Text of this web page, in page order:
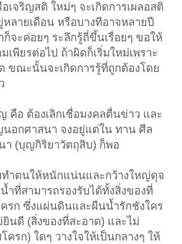
เจริญสติ ใหม่ๆ จะเกิดการเผลอสติ
หลายเดือน หรือบางทีอาจหลายปี
ก็จะค่อยๆ ระลึกรู้ถี่ขึ้นเรื่อยๆ ขอให้
เพียรต่อไป ถ้าผิดก็เริ่มใหม่เพราะ
ขณะนั้นจะเกิดการรู้ที่ถูกต้องโดย
คือ ต้องเลิกเชื่อมงคลตื่นข่าว และ
นอกศาสนา จงอยู่แต่ใน ทาน ศีล
า (บุญกิริยาวัตถุสิบ) ก็พอ
ทำตนให้หนักแน่นและกว้างใหญ่ดุจ
ที่สามารถรองรับได้ทั้งสิ่งของที่
รก ซึ่งแผ่นดินและผืนน้ำรักชังใคร
ยินดี (สิ่งของที่สะอาด) และไม่
ครก) ใดๆ วางใจให้เป็นกลางๆ ให้